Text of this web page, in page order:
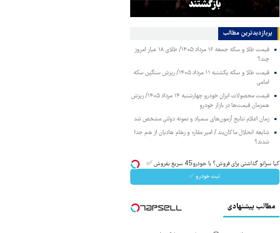
بازگشتند
پربازدیدترین‌ مطالب
قیمت طلا و سکه جمعه ۱۶ مرداد ۱۴۰۵/ طلای ۱۸ عیار امروز
چند؟
قیمت طلا و سکه یکشنبه ۱۱ مرداد ۱۴۰۵/ ریزش سنگین سکه
امامی
قیمت محصولات ایران خودرو چهارشنبه ۱۴ مرداد ۱۴۰۵/ ریزش
همزمان قیمت‌ها در بازار خودرو
زمان اعلام نتایج آزمون‌های سمپاد و نمونه دولتی مشخص شد
شایعه انحلال ماکان‌بند / امیر مقاره و رهام هادیان از هم جدا
شدند؟
کیا سراتو گذاشتی برای فروش؟ با خودرو45 سریع بفروش ✅
ثبت خودرو ✅
مطالب پیشنهادی